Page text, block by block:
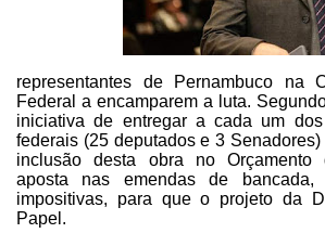
representantes dePernambuco na
Federal a encamparem a luta.
iniciativa de entregar a cada um
federais (25 deputadose 3 Senadores)
inclusão desta obra no Orçamento
aposta nas emendas de
impositivas, para que o projeto da
Papel.